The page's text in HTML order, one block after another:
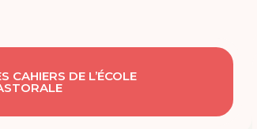
CAHIERS DE L’ÉCOLE